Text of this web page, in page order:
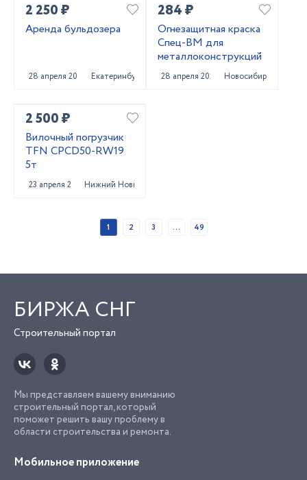
2 250 ₽
Аренда бульдозера
28 апреля 2025 Екатеринбург
284 ₽
Огнезащитная краска
Спец-ВМ для
металлоконструкций
28 апреля 2025 Новосибирск
2 500 ₽
Вилочный погрузчик
TFN CPCD50-RW19
5т
23 апреля 2025 Нижний Новгород
1 2 3 ... 49
БИРЖА СНГ
Строительный портал
Мы представляем вашему вниманию
строительный портал, который
поможет решить вашу проблему в
области строительства и ремонта.
Мобильное приложение